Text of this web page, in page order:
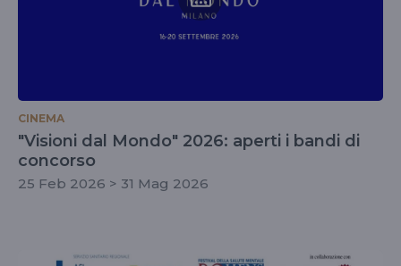
CINEMA
"Visioni dal Mondo" 2026: aperti i bandi di
concorso
25 Feb 2026 > 31 Mag 2026